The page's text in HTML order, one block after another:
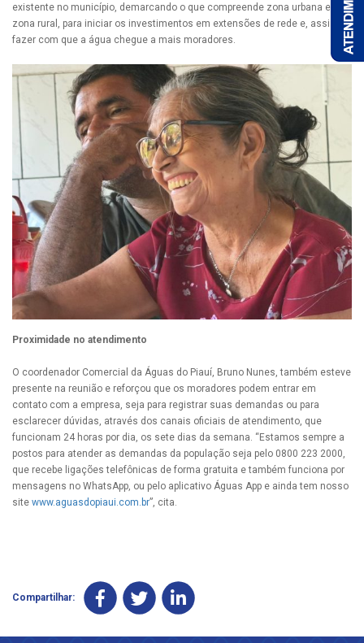
existente no município, demarcando o que compreende zona urbana e
zona rural, para iniciar os investimentos em extensões de rede e, assim,
fazer com que a água chegue a mais moradores.
Proximidade no atendimento
O coordenador Comercial da Águas do Piauí, Bruno Nunes, também esteve
presente na reunião e reforçou que os moradores podem entrar em
contato com a empresa, seja para registrar suas demandas ou para
esclarecer dúvidas, através dos canais oficiais de atendimento, que
funcionam 24 horas por dia, os sete dias da semana. “Estamos sempre a
postos para atender as demandas da população seja pelo 0800 223 2000,
que recebe ligações telefônicas de forma gratuita e também funciona por
mensagens no WhatsApp, ou pelo aplicativo Águas App e ainda tem nosso
site www.aguasdopiaui.com.br”, cita.
Compartilhar: